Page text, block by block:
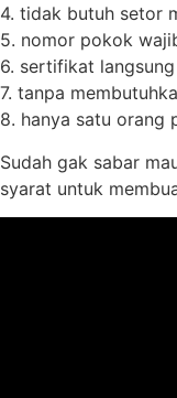
4. tidak butuh setor
5. nomor pokok
6. sertifikat
7. tanpa
8. hanya satu orang
Sudah gak sabar
syarat untuk